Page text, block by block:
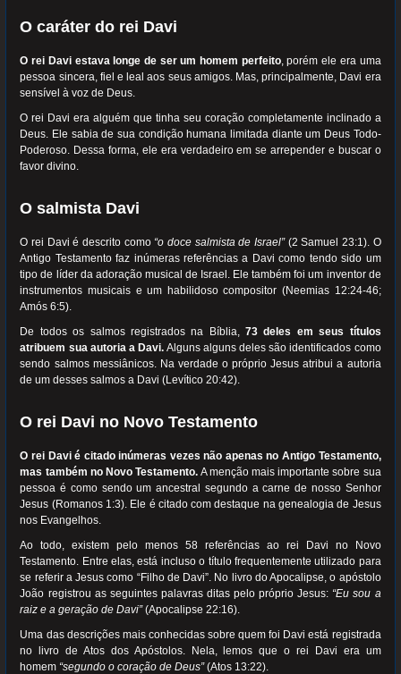
O caráter do rei Davi
O rei Davi estava longe de ser um homem perfeito, porém ele era uma
pessoa sincera, fiel e leal aos seus amigos. Mas, principalmente, Davi era
sensível à voz de Deus.
O rei Davi era alguém que tinha seu coração completamente inclinado a
Deus. Ele sabia de sua condição humana limitada diante um Deus Todo-
Poderoso. Dessa forma, ele era verdadeiro em se arrepender e buscar o
favor divino.
O salmista Davi
O rei Davi é descrito como “o doce salmista de Israel”(2 Samuel 23:1). O
Antigo Testamento faz inúmeras referências a Davi como tendo sido um
tipo de líder da adoração musical de Israel. Ele também foi um inventor de
instrumentos musicais e um habilidoso compositor (Neemias 12:24-46;
Amós 6:5).
De todos os salmos registrados na Bíblia,73 deles em seus títulos
atribuem sua autoria a Davi.Alguns alguns deles são identificados como
sendo salmos messiânicos. Na verdade o próprio Jesus atribui a autoria
de um desses salmos a Davi (Levítico 20:42).
O rei Davi no Novo Testamento
O rei Davi é citado inúmeras vezes não apenas no Antigo Testamento,
mas também no Novo Testamento.A menção mais importante sobre sua
pessoa é como sendo um ancestral segundo a carne de nosso Senhor
Jesus (Romanos 1:3). Ele é citado com destaque na genealogia de Jesus
nos Evangelhos.
Ao todo, existem pelo menos 58 referências ao rei Davi no Novo
Testamento. Entre elas, está incluso o título frequentemente utilizado para
se referir a Jesus como “Filho de Davi”. No livro do Apocalipse, o apóstolo
João registrou as seguintes palavras ditas pelo próprio Jesus: “Eu sou a
raiz e a geração de Davi”(Apocalipse 22:16).
Uma das descrições mais conhecidas sobre quem foi Davi está registrada
no livro de Atos dos Apóstolos. Nela, lemos que o rei Davi era um
homem “segundo o coração de Deus”(Atos 13:22).